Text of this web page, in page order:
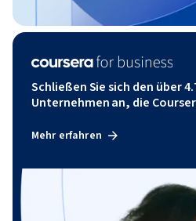
Schließen Sie sich den über
Unternehmen an, die
Mehr erfahren